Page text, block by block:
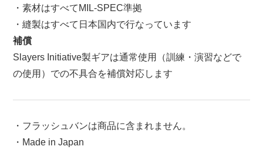
・素材はすべてMIL-SPEC準拠
・縫製はすべて日本国内で行なっています
補償
Slayers Initiative製ギアは通常使用（訓練・演習などで
の使用）での不具合を補償対応します
・フラッシュバンは商品に含まれません。
・Made in Japan